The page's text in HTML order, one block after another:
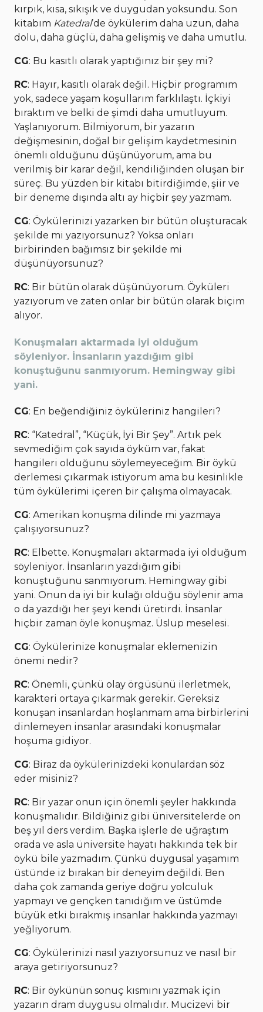
kırpık, kısa, sıkışık ve duygudan yoksundu. Son
kitabım Katedral’de öykülerim daha uzun, daha
dolu, daha güçlü, daha gelişmiş ve daha umutlu.
CG: Bu kasıtlı olarak yaptığınız bir şey mi?
RC: Hayır, kasıtlı olarak değil. Hiçbir programım
yok, sadece yaşam koşullarım farklılaştı. İçkiyi
bıraktım ve belki de şimdi daha umutluyum.
Yaşlanıyorum. Bilmiyorum, bir yazarın
değişmesinin, doğal bir gelişim kaydetmesinin
önemli olduğunu düşünüyorum, ama bu
verilmiş bir karar değil, kendiliğinden oluşan bir
süreç. Bu yüzden bir kitabı bitirdiğimde, şiir ve
bir deneme dışında altı ay hiçbir şey yazmam.
CG: Öykülerinizi yazarken bir bütün oluşturacak
şekilde mi yazıyorsunuz? Yoksa onları
birbirinden bağımsız bir şekilde mi
düşünüyorsunuz?
RC: Bir bütün olarak düşünüyorum. Öyküleri
yazıyorum ve zaten onlar bir bütün olarak biçim
alıyor.
Konuşmaları aktarmada iyi olduğum
söyleniyor. İnsanların yazdığım gibi
konuştuğunu sanmıyorum. Hemingway gibi
yani.
CG: En beğendiğiniz öyküleriniz hangileri?
RC: “Katedral”, “Küçük, İyi Bir Şey”. Artık pek
sevmediğim çok sayıda öyküm var, fakat
hangileri olduğunu söylemeyeceğim. Bir öykü
derlemesi çıkarmak istiyorum ama bu kesinlikle
tüm öykülerimi içeren bir çalışma olmayacak.
CG: Amerikan konuşma dilinde mi yazmaya
çalışıyorsunuz?
RC: Elbette. Konuşmaları aktarmada iyi olduğum
söyleniyor. İnsanların yazdığım gibi
konuştuğunu sanmıyorum. Hemingway gibi
yani. Onun da iyi bir kulağı olduğu söylenir ama
o da yazdığı her şeyi kendi üretirdi. İnsanlar
hiçbir zaman öyle konuşmaz. Üslup meselesi.
CG: Öykülerinize konuşmalar eklemenizin
önemi nedir?
RC: Önemli, çünkü olay örgüsünü ilerletmek,
karakteri ortaya çıkarmak gerekir. Gereksiz
konuşan insanlardan hoşlanmam ama birbirlerini
dinlemeyen insanlar arasındaki konuşmalar
hoşuma gidiyor.
CG: Biraz da öykülerinizdeki konulardan söz
eder misiniz?
RC: Bir yazar onun için önemli şeyler hakkında
konuşmalıdır. Bildiğiniz gibi üniversitelerde on
beş yıl ders verdim. Başka işlerle de uğraştım
orada ve asla üniversite hayatı hakkında tek bir
öykü bile yazmadım. Çünkü duygusal yaşamım
üstünde iz bırakan bir deneyim değildi. Ben
daha çok zamanda geriye doğru yolculuk
yapmayı ve gençken tanıdığım ve üstümde
büyük etki bırakmış insanlar hakkında yazmayı
yeğliyorum.
CG: Öykülerinizi nasıl yazıyorsunuz ve nasıl bir
araya getiriyorsunuz?
RC: Bir öykünün sonuç kısmını yazmak için
yazarın dram duygusu olmalıdır. Mucizevi bir